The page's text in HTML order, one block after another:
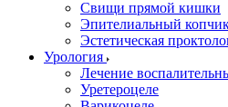
Свищи прямой кишки
Эпителиальный
Эстетическая
Урология
Лечение
Уретероцеле